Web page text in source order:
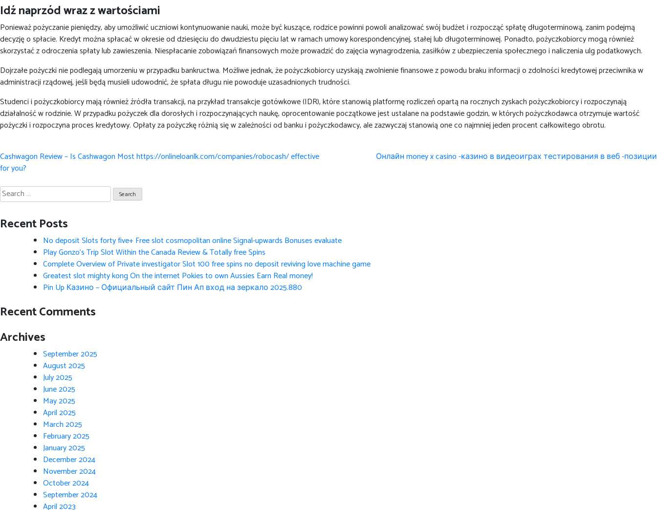
Idź naprzód wraz z wartościami
Ponieważ pożyczanie pieniędzy, aby umożliwić uczniowi kontynuowanie nauki, może być kuszące, rodzice powinni powoli analizować swój budżet i rozpocząć spłatę długoterminową, zanim podejmą
decyzję o spłacie. Kredyt można spłacać w okresie od dziesięciu do dwudziestu pięciu lat w ramach umowy korespondencyjnej, stałej lub długoterminowej. Ponadto, pożyczkobiorcy mogą również
skorzystać z odroczenia spłaty lub zawieszenia. Niespłacanie zobowiązań finansowych może prowadzić do zajęcia wynagrodzenia, zasiłków z ubezpieczenia społecznego i naliczenia ulg podatkowych.
Dojrzałe pożyczki nie podlegają umorzeniu w przypadku bankructwa. Możliwe jednak, że pożyczkobiorcy uzyskają zwolnienie finansowe z powodu braku informacji o zdolności kredytowej przeciwnika w
administracji rządowej, jeśli będą musieli udowodnić, że spłata długu nie powoduje uzasadnionych trudności.
Studenci i pożyczkobiorcy mają również źródła transakcji, na przykład transakcje gotówkowe (IDR), które stanowią platformę rozliczeń opartą na rocznych zyskach pożyczkobiorcy i rozpoczynają
działalność w rodzinie. W przypadku pożyczek dla dorosłych i rozpoczynających naukę, oprocentowanie początkowe jest ustalane na podstawie godzin, w których pożyczkodawca otrzymuje wartość
pożyczki i rozpoczyna proces kredytowy. Opłaty za pożyczkę różnią się w zależności od banku i pożyczkodawcy, ale zazwyczaj stanowią one co najmniej jeden procent całkowitego obrotu.
Post
navigation
Cashwagon Review – Is Cashwagon Most https://onlineloanlk.com/companies/robocash/ effective
for you?
Онлайн money x casino -казино в видеоиграх тестирования в веб -позиции
Search
for:
Recent Posts
No deposit Slots forty five+ Free slot cosmopolitan online Signal-upwards Bonuses evaluate
Play Gonzo’s Trip Slot Within the Canada Review & Totally free Spins
Complete Overview of Private investigator Slot 100 free spins no deposit reviving love machine game
Greatest slot mighty kong On the internet Pokies to own Aussies Earn Real money!
Pin Up Казино – Официальный сайт Пин Ап вход на зеркало 2025.880
Recent Comments
Archives
September 2025
August 2025
July 2025
June 2025
May 2025
April 2025
March 2025
February 2025
January 2025
December 2024
November 2024
October 2024
September 2024
April 2023